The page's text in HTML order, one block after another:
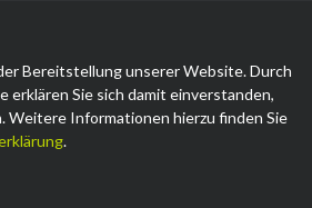
Bereitstellung unserer Website. Durch
erklären Sie sich damit einverstanden,
Weitere Informationen hierzu finden Sie
.